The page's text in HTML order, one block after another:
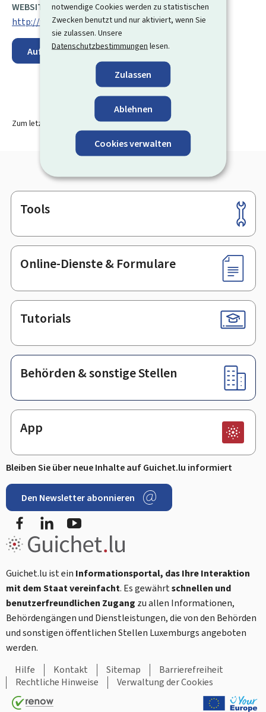
notwendige Cookies werden zu statistischen
Zwecken benutzt und nur aktiviert, wenn Sie
sie zulassen. Unsere
Datenschutzbestimmungen lesen.
Zulassen
Ablehnen
Cookies verwalten
WEBSITE:
http://www.oec.lu
Auf der Karte anzeigen
Zum letzten Mal aktualisiert am20.07.2023
Footer
Tools
Online-Dienste & Formulare
Tutorials
Behörden & sonstige Stellen
App
Bleiben Sie über neue Inhalte auf Guichet.lu informiert
Den Newsletter abonnieren
FacebookLinkedIn
Guichet.lu ist ein Informationsportal, das Ihre Interaktion
mit dem Staat vereinfacht. Es gewährtschnellen und
benutzerfreundlichen Zugang zu allen Informationen,
Behördengängen und Dienstleistungen, die von den Behörden
und sonstigen öffentlichen Stellen Luxemburgs angeboten
werden.
Hilfe
Kontakt Sitemap
Barrierefreiheit
Rechtliche Hinweise
Verwaltung der Cookies